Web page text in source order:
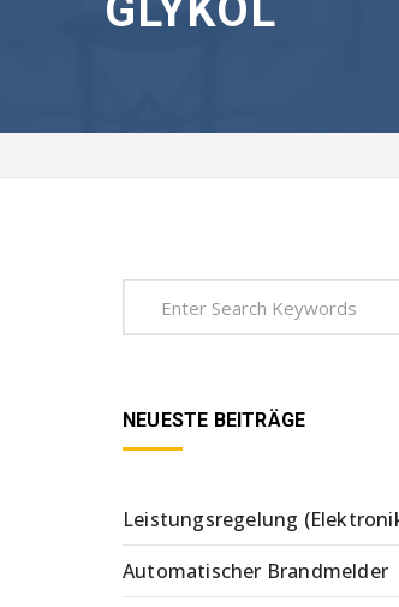
GLYKOL
NEUESTE BEITRÄGE
Leistungsregelung
Automatischer Brandmelder